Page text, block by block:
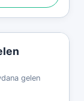
gelen